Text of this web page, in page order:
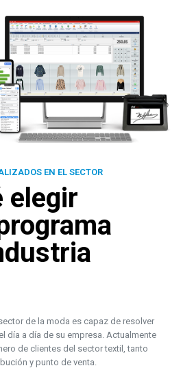
EN EL SECTOR
elegir
de la moda es capaz de resolver
día a día de su empresa. Actualmente
de clientes del sector textil, tanto
y punto de venta.